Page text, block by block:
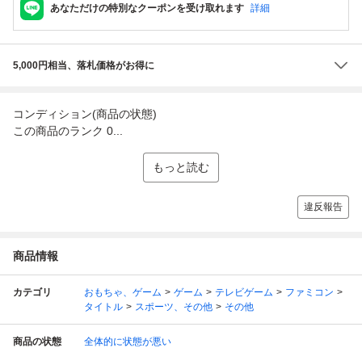
あなただけの特別なクーポンを受け取れます 詳細
5,000円相当、落札価格がお得に
コンディション(商品の状態)
この商品のランク 0...
もっと読む
違反報告
商品情報
カテゴリ おもちゃ、ゲーム ゲーム テレビゲーム
ファミコン
タイトル
スポーツ、その他 その他
商品の状態 全体的に状態が悪い